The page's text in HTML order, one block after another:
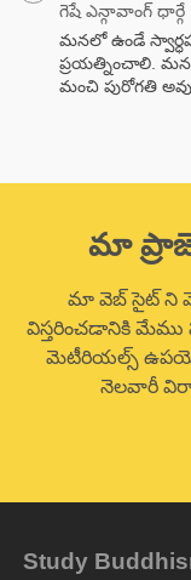
గెషే ఎన్గావాంగ్ ధార్గే
మనలో ఉండే
ప్రయత్నించాలి. మన
మంచి పురోగతి
మా
మా వెబ్ సైట్ ని
విస్తరించడానికి
మెటీరియల్స్
నెలవారీ
Study